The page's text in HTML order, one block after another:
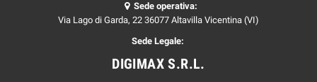
Sede operativa:
Via Lago di Garda, 22 36077 Altavilla Vicentina (VI)
Sede Legale:
DIGIMAX S.R.L.